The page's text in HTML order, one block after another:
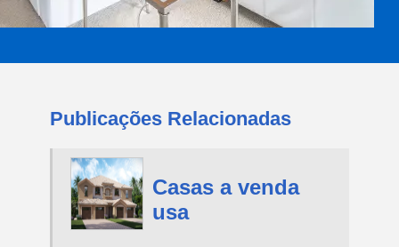
Publicações Relacionadas
Casas a venda
usa